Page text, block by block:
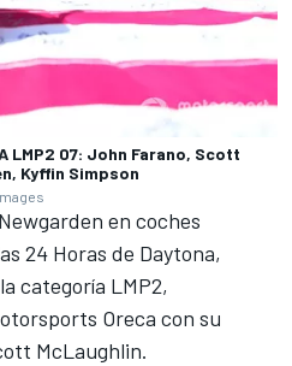
LMP2 07: John Farano, Scott
Kyffin Simpson
en coches
24 Horas de Daytona,
categoría LMP2,
Oreca con su
McLaughlin.